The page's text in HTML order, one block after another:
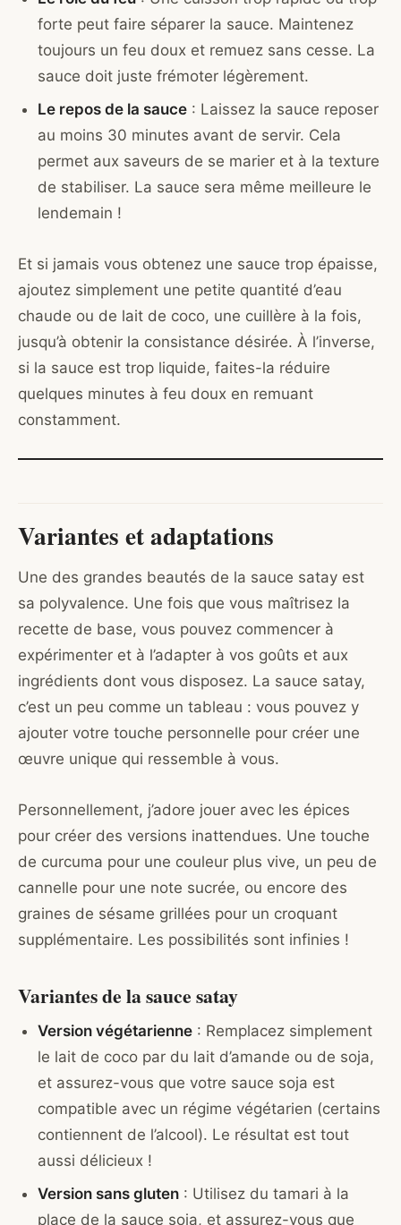
forte peut faire séparer la sauce. Maintenez
toujours un feu doux et remuez sans cesse. La
sauce doit juste frémoter légèrement.
Le repos de la sauce : Laissez la sauce reposer
au moins 30 minutes avant de servir. Cela
permet aux saveurs de se marier et à la texture
de stabiliser. La sauce sera même meilleure le
lendemain !
Et si jamais vous obtenez une sauce trop épaisse,
ajoutez simplement une petite quantité d’eau
chaude ou de lait de coco, une cuillère à la fois,
jusqu’à obtenir la consistance désirée. À l’inverse,
si la sauce est trop liquide, faites-la réduire
quelques minutes à feu doux en remuant
constamment.
Variantes et adaptations
Une des grandes beautés de la sauce satay est
sa polyvalence. Une fois que vous maîtrisez la
recette de base, vous pouvez commencer à
expérimenter et à l’adapter à vos goûts et aux
ingrédients dont vous disposez. La sauce satay,
c’est un peu comme un tableau : vous pouvez y
ajouter votre touche personnelle pour créer une
œuvre unique qui ressemble à vous.
Personnellement, j’adore jouer avec les épices
pour créer des versions inattendues. Une touche
de curcuma pour une couleur plus vive, un peu de
cannelle pour une note sucrée, ou encore des
graines de sésame grillées pour un croquant
supplémentaire. Les possibilités sont infinies !
Variantes de la sauce satay
Version végétarienne : Remplacez simplement
le lait de coco par du lait d’amande ou de soja,
et assurez-vous que votre sauce soja est
compatible avec un régime végétarien (certains
contiennent de l’alcool). Le résultat est tout
aussi délicieux !
Version sans gluten : Utilisez du tamari à la
place de la sauce soja, et assurez-vous que